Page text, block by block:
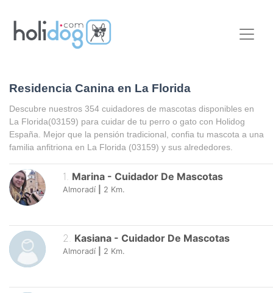
Residencia Canina en La Florida
Descubre nuestros 354 cuidadores de mascotas disponibles en
La Florida(03159) para cuidar de tu perro o gato con Holidog
España. Mejor que la pensión tradicional, confia tu mascota a una
familia anfitriona en La Florida (03159) y sus alrededores.
1 Marina - Cuidador De Mascotas
Almoradí 2 Km.
2. Kasiana - Cuidador De Mascotas
Almoradí 2 Km.